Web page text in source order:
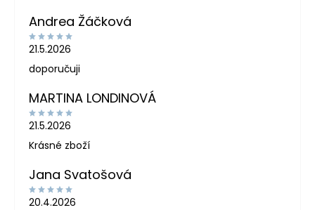
Andrea Žáčková
21.5.2026
doporučuji
MARTINA LONDINOVÁ
21.5.2026
Krásné zboží
Jana Svatošová
20.4.2026